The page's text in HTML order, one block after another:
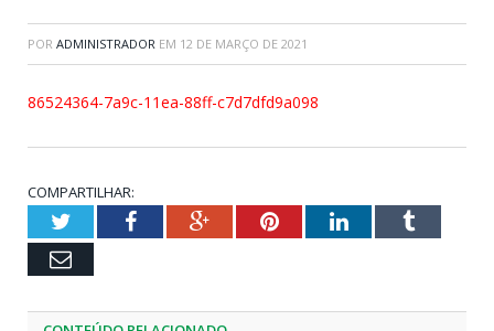
POR ADMINISTRADOR EM 12 DE MARÇO DE 2021
86524364-7a9c-11ea-88ff-c7d7dfd9a098
COMPARTILHAR:
TwitterFacebookGoogle+PinterestLinkedInTumblr
Email